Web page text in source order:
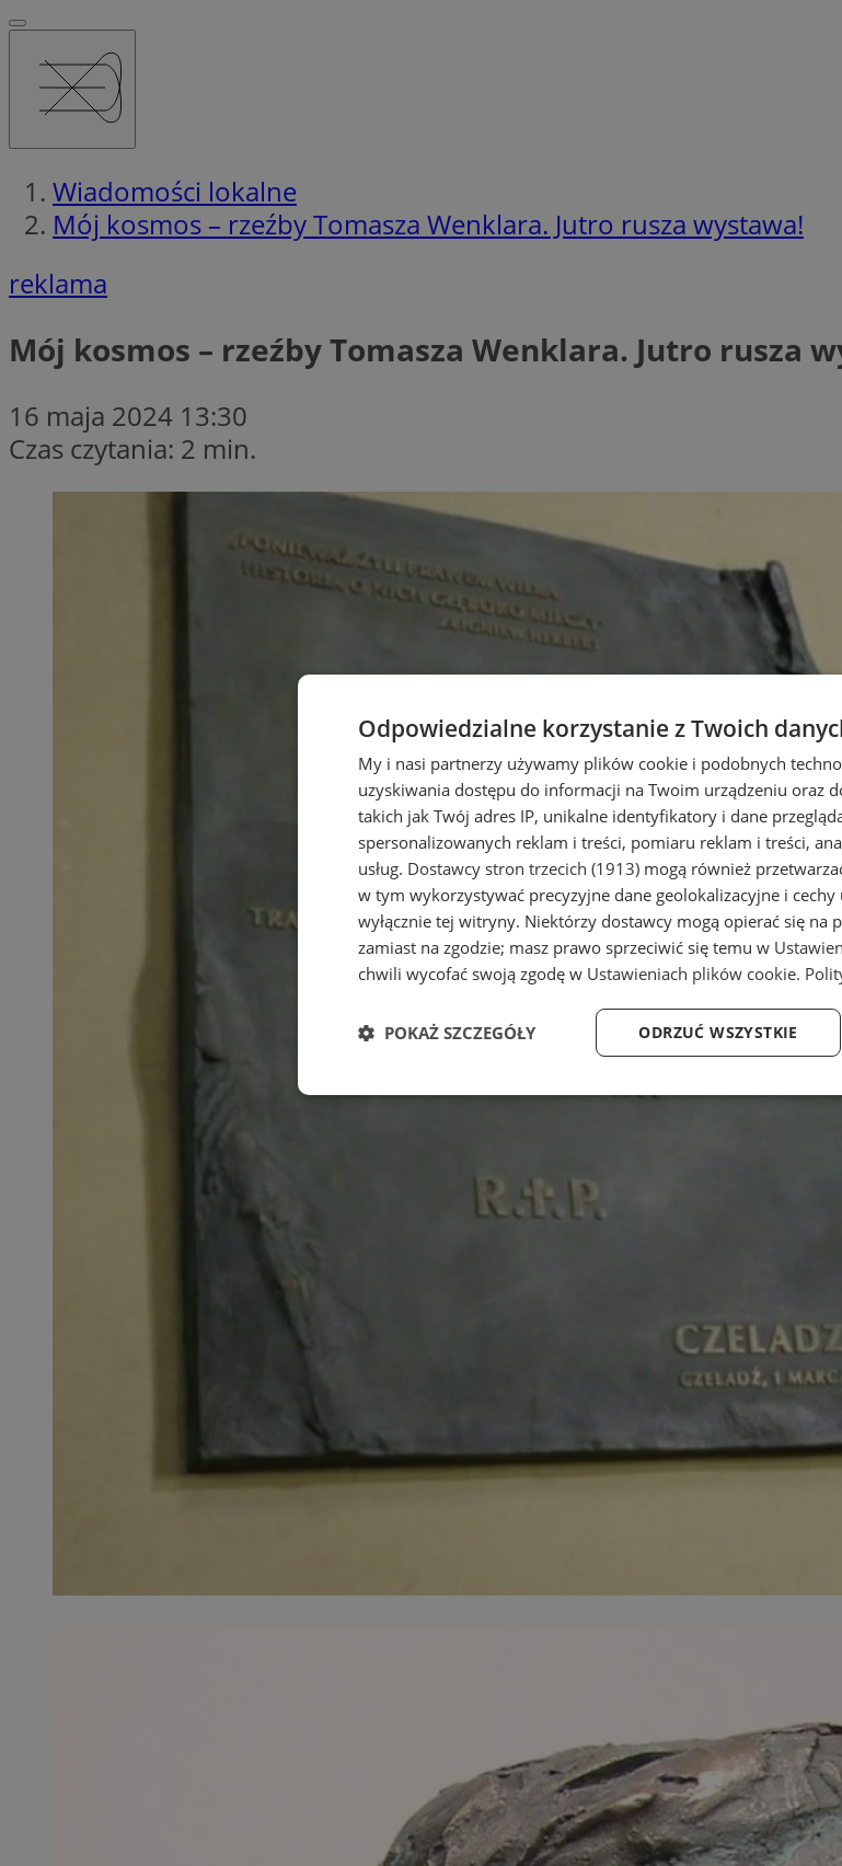
Wiadomości lokalne
Mój kosmos – rzeźby Tomasza Wenklara. Jutro rusza wystawa!
reklama
Mój kosmos – rzeźby Tomasza Wenklara. Jutro rusza
16 maja 2024 13:30
Czas czytania: 2 min.
Odpowiedzialne korzystanie z Twoich
My i nasi partnerzy używamy plików cookie i podobnych
uzyskiwania dostępu do informacji na Twoim urządzeniu oraz
takich jak Twój adres IP, unikalne identyfikatory i dane
spersonalizowanych reklam i treści, pomiaru reklam i treści,
usług. Dostawcy stron trzecich (1913) mogą również
w tym wykorzystywać precyzyjne dane geolokalizacyjne i
wyłącznie tej witryny. Niektórzy dostawcy mogą opierać się na
zamiast na zgodzie; masz prawo sprzeciwić się temu w
chwili wycofać swoją zgodę w Ustawieniach plików cookie.
ODRZUĆ WSZYSTKIE
POKAŻ SZCZEGÓŁY
Niezbędne Wydajność Targetowanie
Okres
Opis
Ten plik
MvSessID
mojetychy.pl 1 rok
Ten plik
witryną.
aby baner
Cloudflare
Inc.
.twitter.com
29 minut 57
sekund
Ten plik
to
umożliwia